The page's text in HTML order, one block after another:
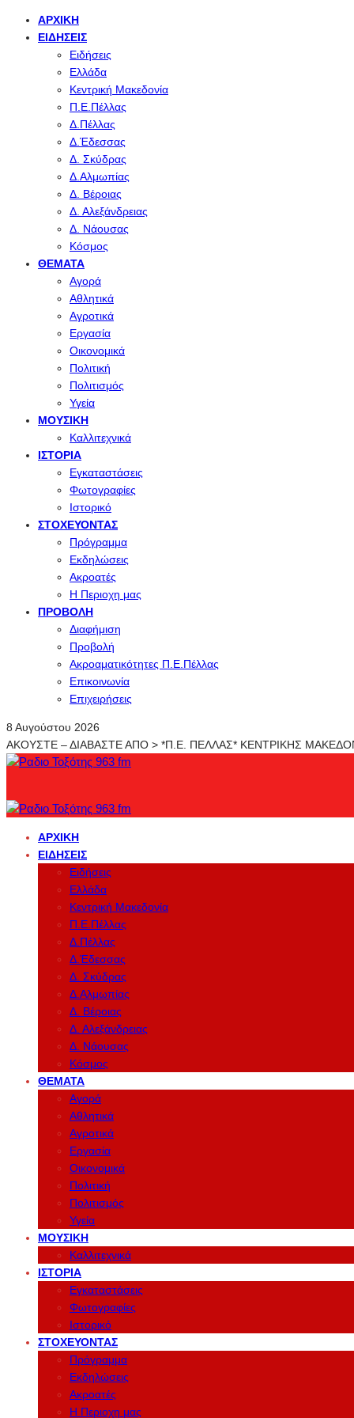
ΑΡΧΙΚΉ
ΕΙΔΉΣΕΙΣ
Ειδήσεις
Ελλάδα
Κεντρική Μακεδονία
Π.Ε.Πέλλας
Δ.Πέλλας
Δ.Έδεσσας
Δ. Σκύδρας
Δ.Αλμωπίας
Δ. Βέροιας
Δ. Αλεξάνδρειας
Δ. Νάουσας
Κόσμος
ΘΈΜΑΤΑ
Αγορά
Αθλητικά
Αγροτικά
Εργασία
Οικονομικά
Πολιτική
Πολιτισμός
Υγεία
ΜΟΥΣΙΚΉ
Καλλιτεχνικά
ΙΣΤΟΡΊΑ
Εγκαταστάσεις
Φωτογραφίες
Ιστορικό
ΣΤΟΧΕΎΟΝΤΑΣ
Πρόγραμμα
Εκδηλώσεις
Ακροατές
Η Περιοχη μας
ΠΡΟΒΟΛΉ
Διαφήμιση
Προβολή
Ακροαματικότητες Π.Ε.Πέλλας
Επικοινωνία
Επιχειρήσεις
8 Αυγούστου 2026
ΑΚΟΥΣΤΕ – ΔΙΑΒΑΣΤΕ ΑΠΟ > *Π.Ε. ΠΕΛΛΑΣ* ΚΕΝΤΡΙΚΗΣ
ΑΡΧΙΚΉ
ΕΙΔΉΣΕΙΣ
Ειδήσεις
Ελλάδα
Κεντρική Μακεδονία
Π.Ε.Πέλλας
Δ.Πέλλας
Δ.Έδεσσας
Δ. Σκύδρας
Δ.Αλμωπίας
Δ. Βέροιας
Δ. Αλεξάνδρειας
Δ. Νάουσας
Κόσμος
ΘΈΜΑΤΑ
Αγορά
Αθλητικά
Αγροτικά
Εργασία
Οικονομικά
Πολιτική
Πολιτισμός
Υγεία
ΜΟΥΣΙΚΉ
Καλλιτεχνικά
ΙΣΤΟΡΊΑ
Εγκαταστάσεις
Φωτογραφίες
Ιστορικό
ΣΤΟΧΕΎΟΝΤΑΣ
Πρόγραμμα
Εκδηλώσεις
Ακροατές
Η Περιοχη μας